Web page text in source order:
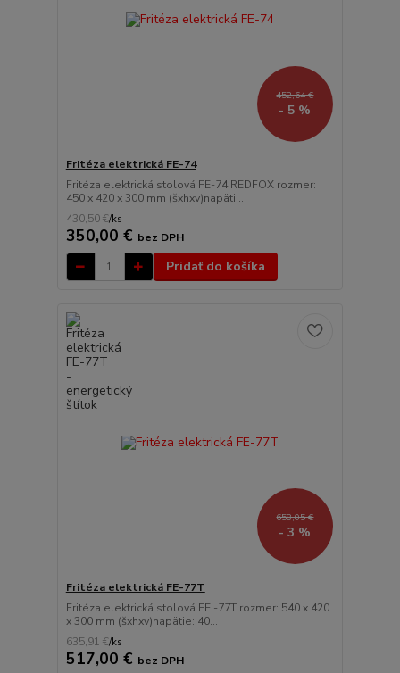
452,64 €
- 5 %
Fritéza elektrická FE-74
Fritéza elektrická stolová FE-74 REDFOX rozmer:
450 x 420 x 300 mm (šxhxv)napäti...
430,50 €/ks
350,00 € bez DPH
Pridať do košíka
658,05 €
- 3 %
Fritéza elektrická FE-77T
Fritéza elektrická stolová FE -77T rozmer: 540 x 420
x 300 mm (šxhxv)napätie: 40...
635,91 €/ks
517,00 € bez DPH